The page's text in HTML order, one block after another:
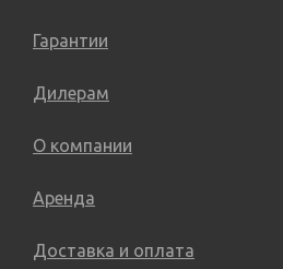
Гарантии
Дилерам
О компании
Аренда
Доставка и оплата